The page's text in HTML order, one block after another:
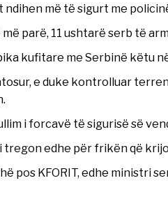
ndihen më të sigurt me
parë, 11 ushtarë serb të
kufitare me Serbinë këtu
e duke kontrolluar
i forcavë të sigurisë së
tregon edhe për frikën që
pos KFORIT, edhe ministri